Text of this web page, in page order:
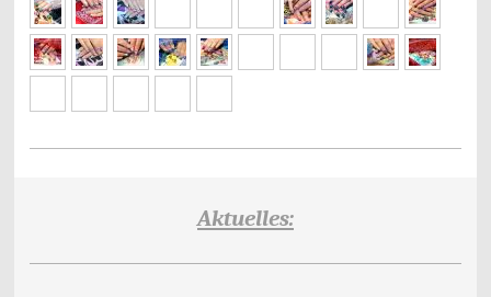
Aktuelles: